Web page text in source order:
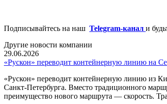
Подписывайтесь на наш Telegram-канал и
Другие новости компании
29.06.2026
«Рускон» переводит контейнерную линию на
«Рускон» переводит контейнерную линию из
Санкт-Петербурга. Вместо традиционного
преимущество нового маршрута — скорость.